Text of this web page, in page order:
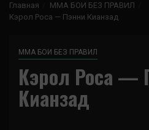
Главная
ММА БОИ БЕЗ ПРАВИЛ
Кэрол Роса — Пэнни Кианзад
ММА БОИ БЕЗ ПРАВИЛ
Кэрол Роса —
Кианзад